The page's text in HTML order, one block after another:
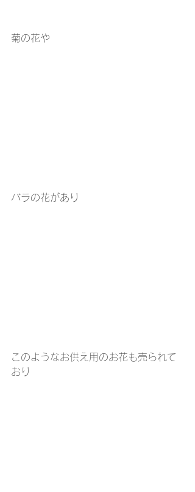
菊の花や
バラの花があり
このようなお供え用のお花も売られて
おり